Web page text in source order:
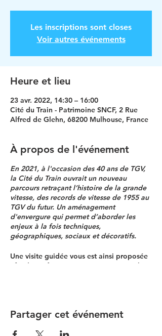
Les inscriptions sont closes
Voir autres événements
Heure et lieu
23 avr. 2022, 14:30 – 16:00
Cité du Train - Patrimoine SNCF, 2 Rue
Alfred de Glehn, 68200 Mulhouse, France
À propos de l'événement
En 2021, à l'occasion des 40 ans de TGV,
la Cité du Train ouvrait un nouveau
parcours retraçant l’histoire de la grande
vitesse, des records de vitesse de 1955 au
TGV du futur. Un aménagement
d'envergure qui permet d’aborder les
enjeux à la fois techniques,
géographiques, sociaux et décoratifs.
Une visite guidée vous est ainsi proposée
afin de parfaire vos connaissances sur la
Des premières locomotives à vapeur du
Partager cet événement